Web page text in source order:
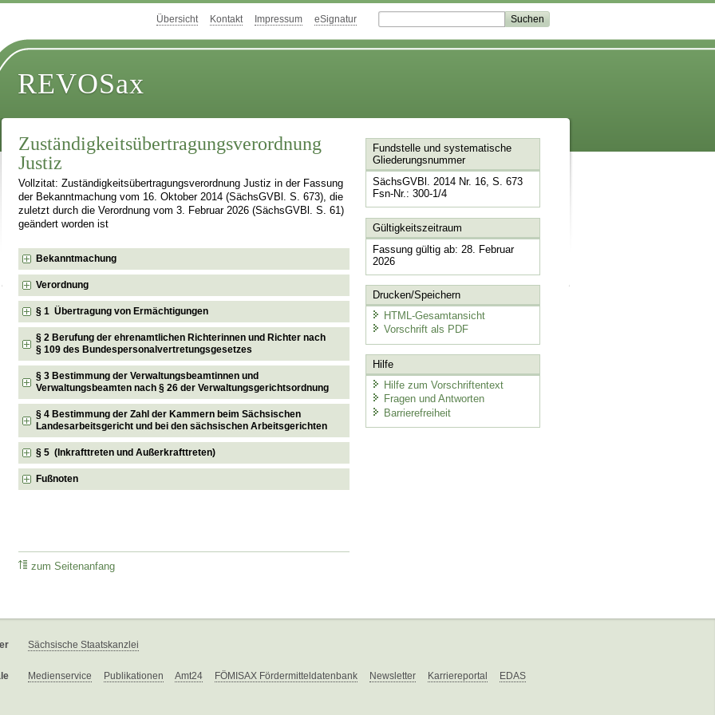
Übersicht Kontakt Impressum eSignatur
REVOSax
Zuständigkeitsübertragungsverordnung
Justiz
Vollzitat: Zuständigkeitsübertragungsverordnung Justiz in der Fassung
der Bekanntmachung vom 16. Oktober 2014 (SächsGVBl. S. 673), die
zuletzt durch die Verordnung vom 3. Februar 2026 (SächsGVBl. S. 61)
geändert worden ist
Bekanntmachung
Verordnung
§ 1 Übertragung von Ermächtigungen
§ 2 Berufung der ehrenamtlichen Richterinnen und Richter nach
§ 109 des Bundespersonalvertretungsgesetzes
§ 3 Bestimmung der Verwaltungsbeamtinnen und
Verwaltungsbeamten nach § 26 der Verwaltungsgerichtsordnung
§ 4 Bestimmung der Zahl der Kammern beim Sächsischen
Landesarbeitsgericht und bei den sächsischen Arbeitsgerichten
§ 5 (Inkrafttreten und Außerkrafttreten)
Fußnoten
zum Seitenanfang
Fundstelle und systematische
Gliederungsnummer
SächsGVBl. 2014 Nr. 16, S. 673
Fsn-Nr.: 300-1/4
Gültigkeitszeitraum
Fassung gültig ab: 28. Februar
2026
Drucken/Speichern
HTML-Gesamtansicht
Vorschrift als PDF
Hilfe
Hilfe zum Vorschriftentext
Fragen und Antworten
Barrierefreiheit
Sächsische Staatskanzlei
Medienservice Publikationen Amt24 FÖMISAX Fördermitteldatenbank Newsletter Karriereportal EDAS